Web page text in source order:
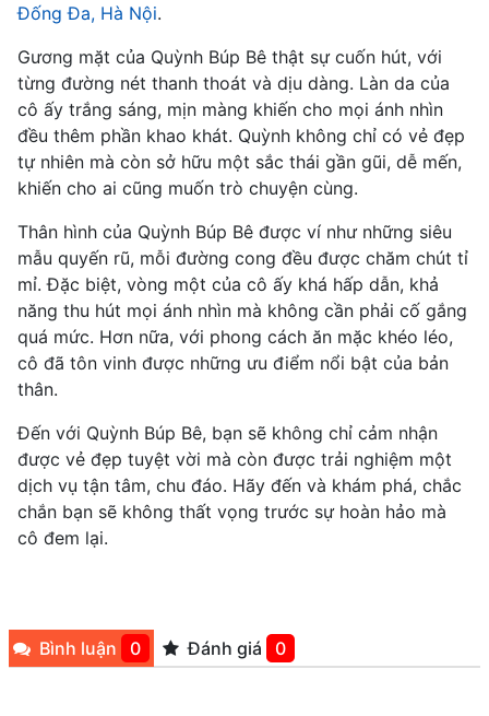
Đống Đa, Hà Nội.
Gương mặt của Quỳnh Búp Bê thật sự cuốn hút, với
từng đường nét thanh thoát và dịu dàng. Làn da của
cô ấy trắng sáng, mịn màng khiến cho mọi ánh nhìn
đều thêm phần khao khát. Quỳnh không chỉ có vẻ đẹp
tự nhiên mà còn sở hữu một sắc thái gần gũi, dễ mến,
khiến cho ai cũng muốn trò chuyện cùng.
Thân hình của Quỳnh Búp Bê được ví như những siêu
mẫu quyến rũ, mỗi đường cong đều được chăm chút tỉ
mỉ. Đặc biệt, vòng một của cô ấy khá hấp dẫn, khả
năng thu hút mọi ánh nhìn mà không cần phải cố gắng
quá mức. Hơn nữa, với phong cách ăn mặc khéo léo,
cô đã tôn vinh được những ưu điểm nổi bật của bản
thân.
Đến với Quỳnh Búp Bê, bạn sẽ không chỉ cảm nhận
được vẻ đẹp tuyệt vời mà còn được trải nghiệm một
dịch vụ tận tâm, chu đáo. Hãy đến và khám phá, chắc
chắn bạn sẽ không thất vọng trước sự hoàn hảo mà
cô đem lại.
Bình luận 0 Đánh giá 0